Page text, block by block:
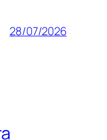
28/07/2026